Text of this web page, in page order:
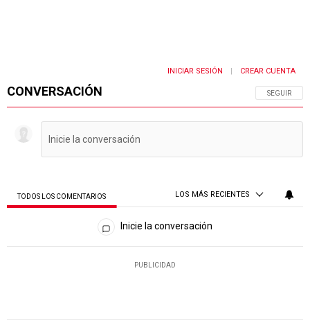
CONVERSACIÓN SIGA ESTA
SEGUIR
INICIAR SESIÓN CREAR CUENTA
TODOS LOS COMENTARIOS LOS MÁS RECIENTES
Todos los comentarios
Inicie la conversación
PUBLICIDAD